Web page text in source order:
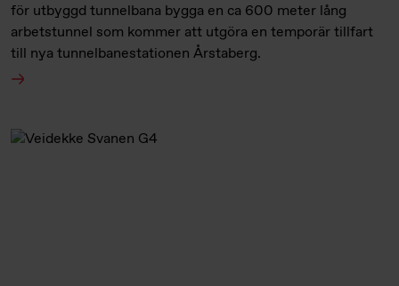
för utbyggd tunnelbana bygga en ca 600 meter lång
arbetstunnel som kommer att utgöra en temporär tillfart
till nya tunnelbanestationen Årstaberg.